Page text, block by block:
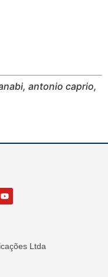
antonio caprio,
Ltda